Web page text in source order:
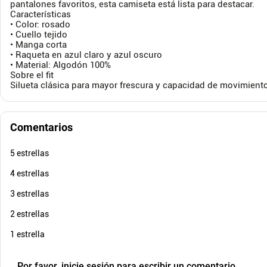
pantalones favoritos, esta camiseta está lista para destacar.
Características
• Color: rosado
• Cuello tejido
• Manga corta
• Raqueta en azul claro y azul oscuro
• Material: Algodón 100%
Sobre el fit
Silueta clásica para mayor frescura y capacidad de
Comentarios
5 estrellas
4 estrellas
3 estrellas
2 estrellas
1 estrella
Cuota de Referencia*
AGREGAR